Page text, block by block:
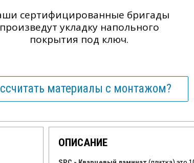
сертифицированные бригады
произведут укладку напольного
покрытия под ключ.
материалы с монтажом?
ОПИСАНИЕ